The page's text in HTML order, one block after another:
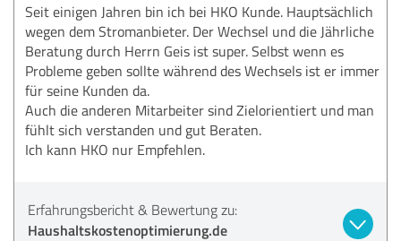
Seit einigen Jahren bin ich bei HKO Kunde. Hauptsächlich
wegen dem Stromanbieter. Der Wechsel und die Jährliche
Beratung durch Herrn Geis ist super. Selbst wenn es
Probleme geben sollte während des Wechsels ist er immer
für seine Kunden da.
Auch die anderen Mitarbeiter sind Zielorientiert und man
fühlt sich verstanden und gut Beraten.
Ich kann HKO nur Empfehlen.
Erfahrungsbericht & Bewertung zu:
Haushaltskostenoptimierung.de